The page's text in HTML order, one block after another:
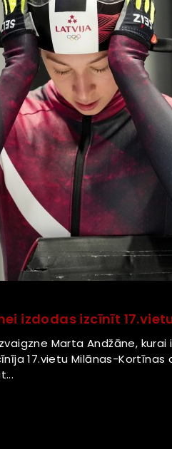
izdodas izcīnīt
Marta Andžāne, kurai
17.vietu Milānas-Kortīnas